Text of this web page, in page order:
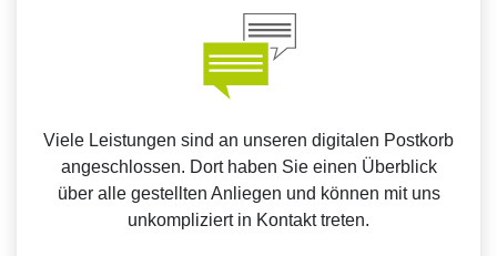
Viele Leistungen sind an unseren digitalen Postkorb
angeschlossen. Dort haben Sie einen Überblick
über alle gestellten Anliegen und können mit uns
unkompliziert in Kontakt treten.